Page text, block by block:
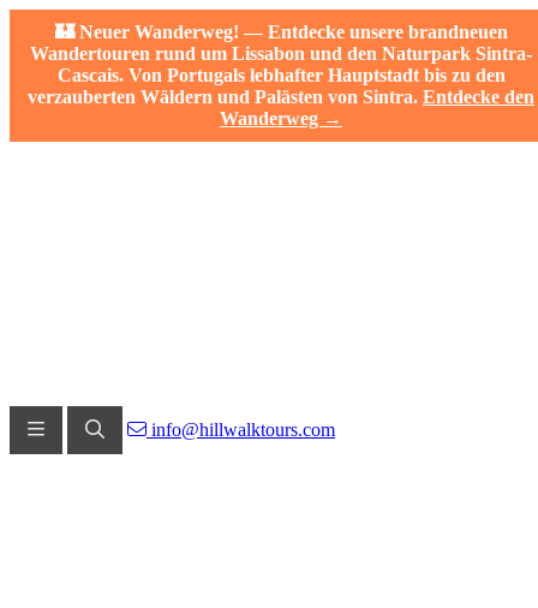
🏰 Neuer Wanderweg! — Entdecke unsere brandneuen
Wandertouren rund um Lissabon und den Naturpark Sintra-
Cascais. Von Portugals lebhafter Hauptstadt bis zu den
verzauberten Wäldern und Palästen von Sintra. Entdecke den
Wanderweg →
info@hillwalktours.com